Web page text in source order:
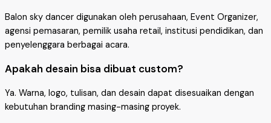
Balon sky dancer digunakan oleh perusahaan, Event Organizer,
agensi pemasaran, pemilik usaha retail, institusi pendidikan, dan
penyelenggara berbagai acara.
Apakah desain bisa dibuat custom?
Ya. Warna, logo, tulisan, dan desain dapat disesuaikan dengan
kebutuhan branding masing-masing proyek.